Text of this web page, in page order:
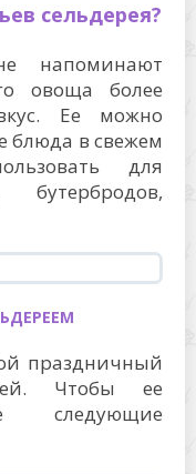
сельдерея?
напоминают
овоща более
Ее можно
блюда в свежем
для
бутербродов,
праздничный
Чтобы ее
следующие